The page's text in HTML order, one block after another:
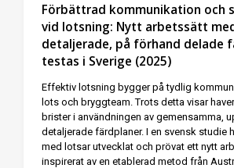
Förbättrad kommunikation och
vid lotsning: Nytt arbetssätt
detaljerade, på förhand delade
testas i Sverige (2025)
Effektiv lotsning bygger på tydlig
lots och bryggteam. Trots detta visar
brister i användningen av gemensamma,
detaljerade färdplaner. I en svensk studie
med lotsar utvecklat och prövat ett nytt
inspirerat av en etablerad metod från